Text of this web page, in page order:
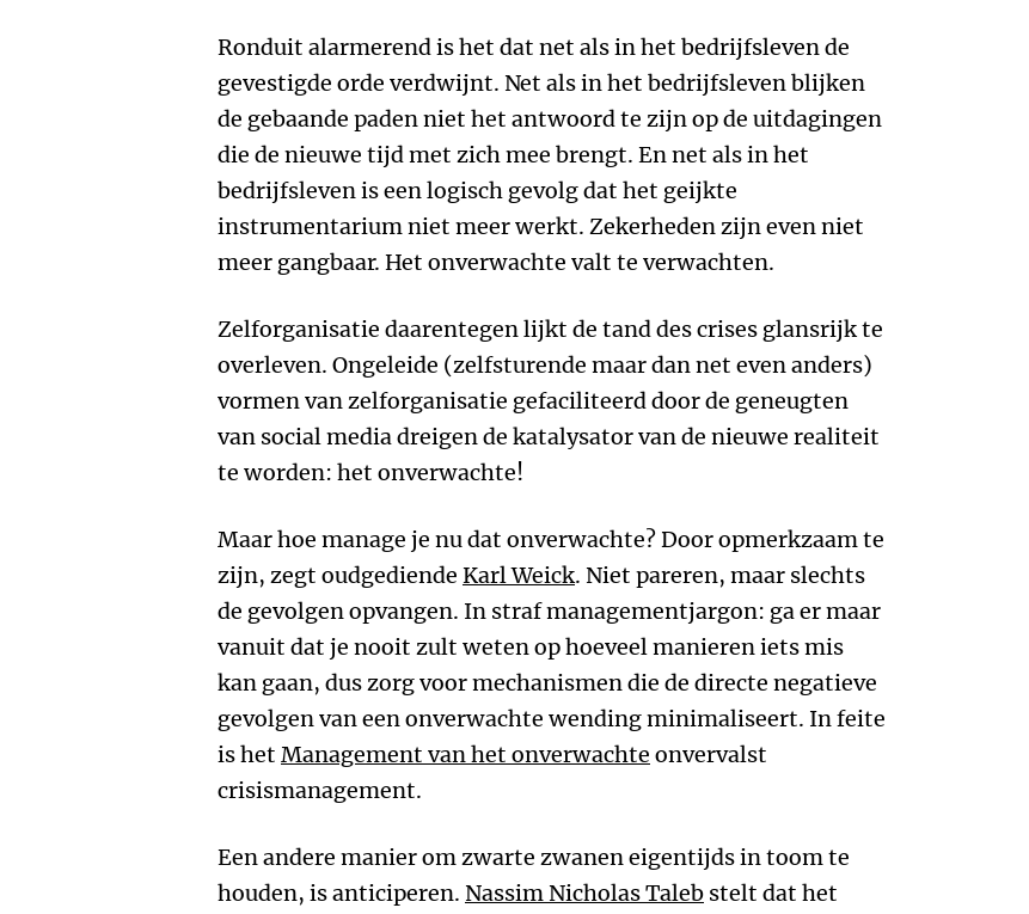
Ronduit alarmerend is het dat net als in het bedrijfsleven de
gevestigde orde verdwijnt. Net als in het bedrijfsleven blijken
de gebaande paden niet het antwoord te zijn op de uitdagingen
die de nieuwe tijd met zich mee brengt. En net als in het
bedrijfsleven is een logisch gevolg dat het geijkte
instrumentarium niet meer werkt. Zekerheden zijn even niet
meer gangbaar. Het onverwachte valt te verwachten.
Zelforganisatie daarentegen lijkt de tand des crises glansrijk te
overleven. Ongeleide (zelfsturende maar dan net even anders)
vormen van zelforganisatie gefaciliteerd door de geneugten
van social media dreigen de katalysator van de nieuwe realiteit
te worden: het onverwachte!
Maar hoe manage je nu dat onverwachte? Door opmerkzaam te
zijn, zegt oudgediende Karl Weick. Niet pareren, maar slechts
de gevolgen opvangen. In straf managementjargon: ga er maar
vanuit dat je nooit zult weten op hoeveel manieren iets mis
kan gaan, dus zorg voor mechanismen die de directe negatieve
gevolgen van een onverwachte wending minimaliseert. In feite
is het Management van het onverwachte onvervalst
crisismanagement.
Een andere manier om zwarte zwanen eigentijds in toom te
houden, is anticiperen. Nassim Nicholas Taleb stelt dat het